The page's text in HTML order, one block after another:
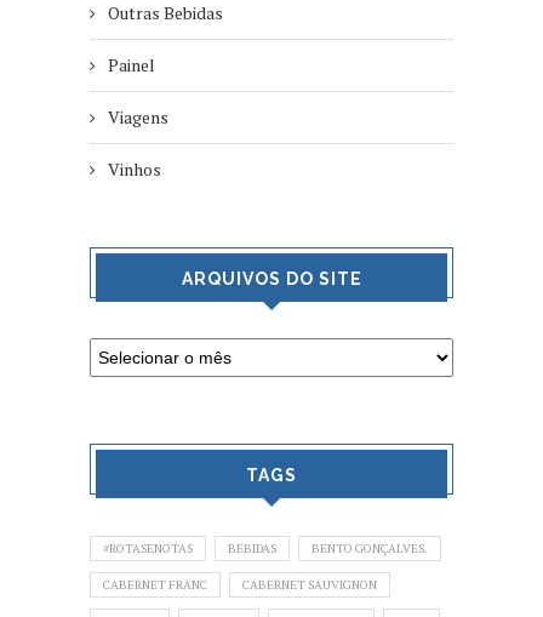
Outras Bebidas
Painel
Viagens
Vinhos
ARQUIVOS DO SITE
TAGS
#ROTASENOTAS BEBIDAS BENTO GONÇALVES.
CABERNET FRANC CABERNET SAUVIGNON